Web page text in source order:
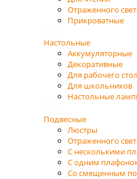
Отраженного
Прикроватные
Настольные
Аккумуляторные
Декоративные
Для рабочего
Для школьников
Настольные
Подвесные
Люстры
Отраженного
С несколькими
С одним
Со смещенным